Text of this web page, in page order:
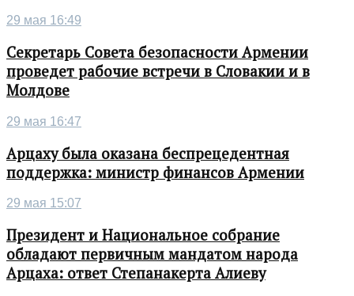
29 мая 16:49
Секретарь Совета безопасности Армении
проведет рабочие встречи в Словакии и в
Молдове
29 мая 16:47
Арцаху была оказана беспрецедентная
поддержка: министр финансов Армении
29 мая 15:07
Президент и Национальное собрание
обладают первичным мандатом народа
Арцаха: ответ Степанакерта Алиеву